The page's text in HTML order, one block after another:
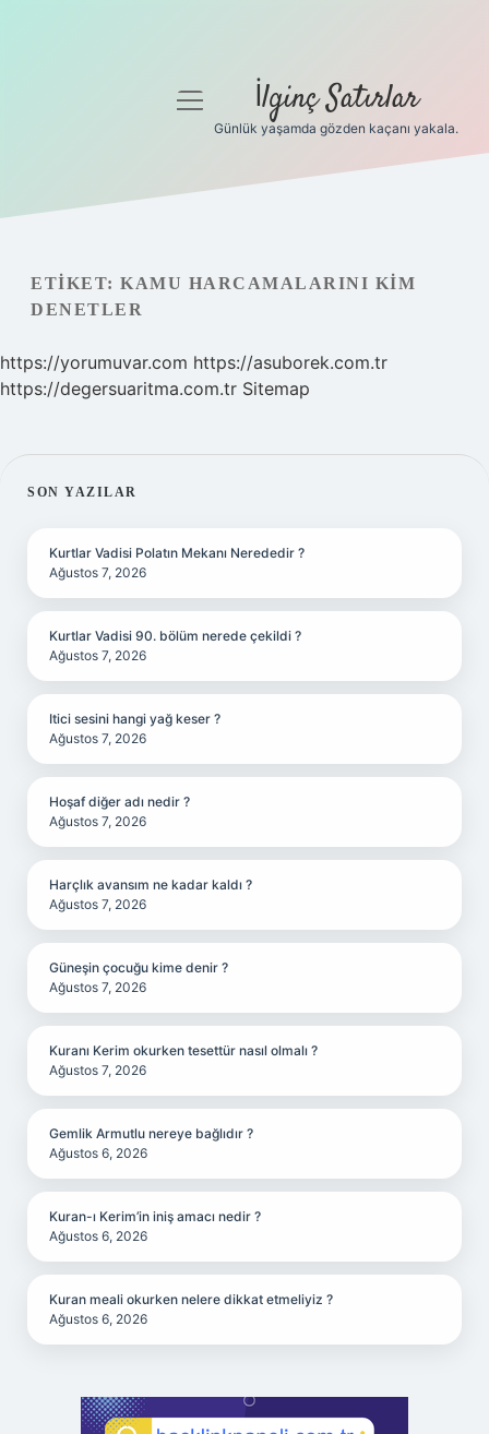
Gizlilik Politikası
Hakkımızda
menüyü
İlginç Satırlar
Günlük yaşamda gözden kaçanı yakala.
ETIKET: KAMU HARCAMALARINI KIM
DENETLER
https://yorumuvar.com https://asuborek.com.tr
https://degersuaritma.com.tr Sitemap
SIDEBAR
SON YAZILAR
Kurtlar Vadisi Polatın Mekanı Nerededir ?
Ağustos 7, 2026
Kurtlar Vadisi 90. bölüm nerede çekildi ?
Ağustos 7, 2026
Itici sesini hangi yağ keser ?
Ağustos 7, 2026
Hoşaf diğer adı nedir ?
Ağustos 7, 2026
Harçlık avansım ne kadar kaldı ?
Ağustos 7, 2026
Güneşin çocuğu kime denir ?
Ağustos 7, 2026
Kuranı Kerim okurken tesettür nasıl olmalı ?
Ağustos 7, 2026
Gemlik Armutlu nereye bağlıdır ?
Ağustos 6, 2026
Kuran-ı Kerim’in iniş amacı nedir ?
Ağustos 6, 2026
Kuran meali okurken nelere dikkat etmeliyiz ?
Ağustos 6, 2026